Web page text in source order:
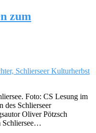
zum
Foto: CS Lesung im
des Schlierseer
Oliver Pötzsch
Schliersee…